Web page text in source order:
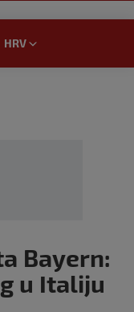
HRV
Bayern:
u Italiju